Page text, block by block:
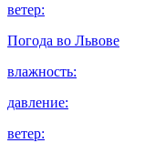
ветер:
Погода во Львове
влажность:
давление:
ветер: